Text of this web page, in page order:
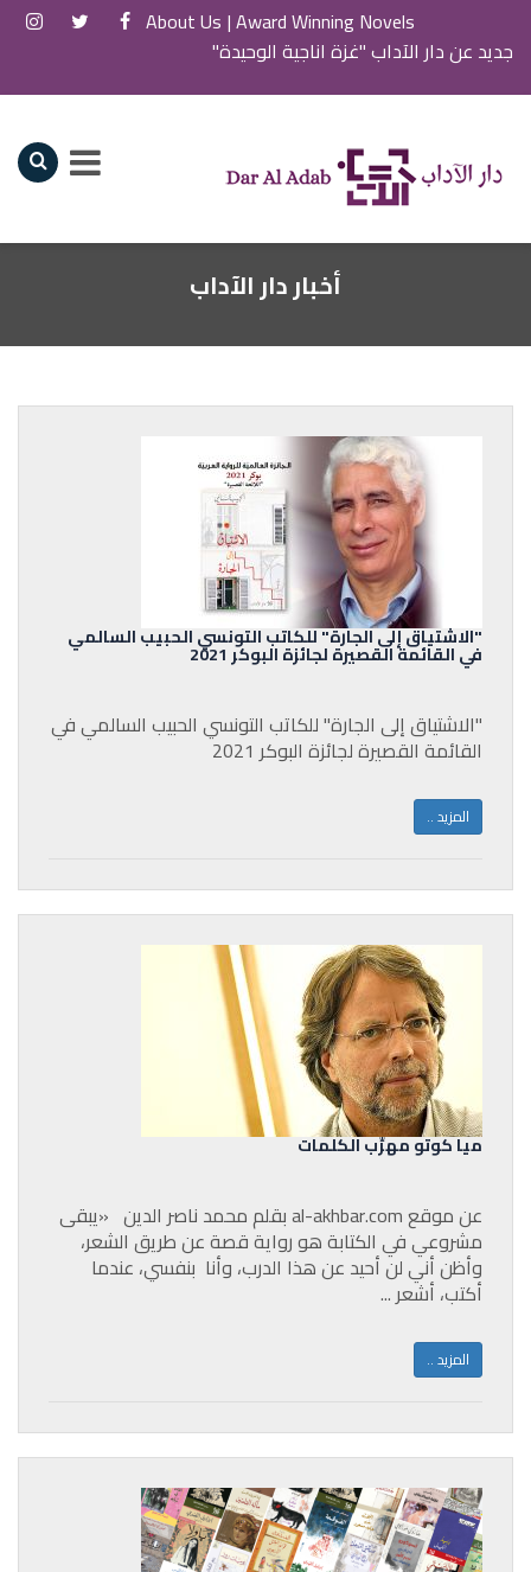
Award Winning Novels |
About Us
جديد عن دار الآداب "غزة اناجية الوحيدة"
أخبار دار الآداب
"الاشتياق إلى الجارة" للكاتب التونسي الحبيب السالمي
في القائمة القصيرة لجائزة البوكر 2021
"الاشتياق إلى الجارة" للكاتب التونسي الحبيب السالمي في
القائمة القصيرة لجائزة البوكر 2021
المزيد ..
ميا كوتو مهرِّب الكلمات
عن موقع al-akhbar.com بقلم محمد ناصر الدين «يبقى
مشروعي في الكتابة هو رواية قصة عن طريق الشعر،
وأظن أني لن أحيد عن هذا الدرب، وأنا بنفسي، عندما
أكتب، أشعر ...
المزيد ..